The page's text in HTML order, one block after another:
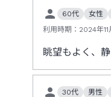
60代 女性
利用時期： 2024年11
眺望もよく、
30代 男性